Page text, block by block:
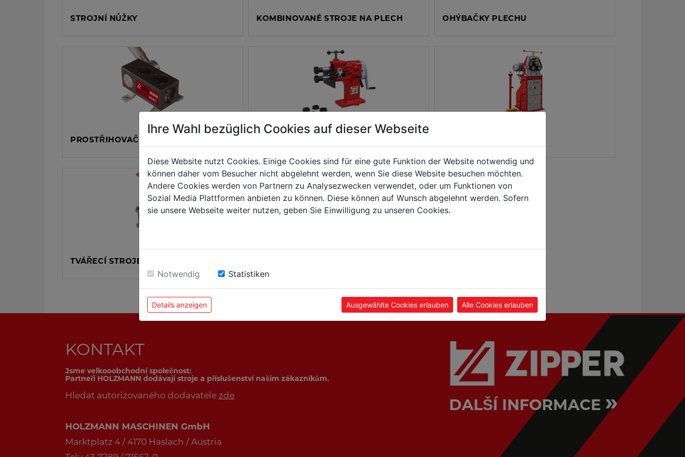
STROJNÍ NŮŽKY KOMBINOVANÉ STROJE NA PLECH OHÝBAČKY PLECHU
PROSTŘIHOVAČKY A DĚROVAČKY
TVÁŘECÍ STROJE
KONTAKT
Jsme velkooobchodní společnost:
Partneři HOLZMANN dodávají stroje a příslušenství našim zákazníkům.
Hledat autorizovaného dodavatele zde
HOLZMANN MASCHINEN GmbH
Marktplatz 4 / 4170 Haslach / Austria
DALŠÍ INFORMACE »
Ihre Wahl bezüglich Cookies auf dieser Webseite
Diese Website nutzt Cookies. Einige Cookies sind für eine gute Funktion der Website notwendig und
können daher vom Besucher nicht abgelehnt werden, wenn Sie diese Website besuchen möchten.
Andere Cookies werden von Partnern zu Analysezwecken verwendet, oder um Funktionen von
Sozial Media Plattformen anbieten zu können. Diese können auf Wunsch abgelehnt werden. Sofern
sie unsere Webseite weiter nutzen, geben Sie Einwilligung zu unseren Cookies.
Notwendig Statistiken
Details anzeigen Ausgewählte Cookies erlauben Alle Cookies erlauben